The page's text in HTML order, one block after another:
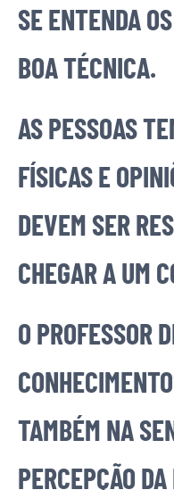
SE ENTENDA
BOA TÉCNICA.
AS PESSOAS
FÍSICAS E
DEVEM SER
CHEGAR A UM
O PROFESSOR
TAMBÉM NA
PERCEPÇÃO